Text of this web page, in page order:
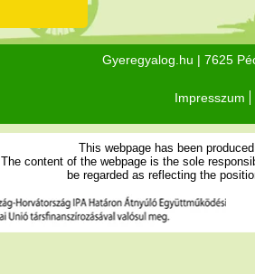
Gyeregyalog.hu | 7625
Impresszum
This webpage has been
The content of the webpage is the sole
be regarded as reflecting the